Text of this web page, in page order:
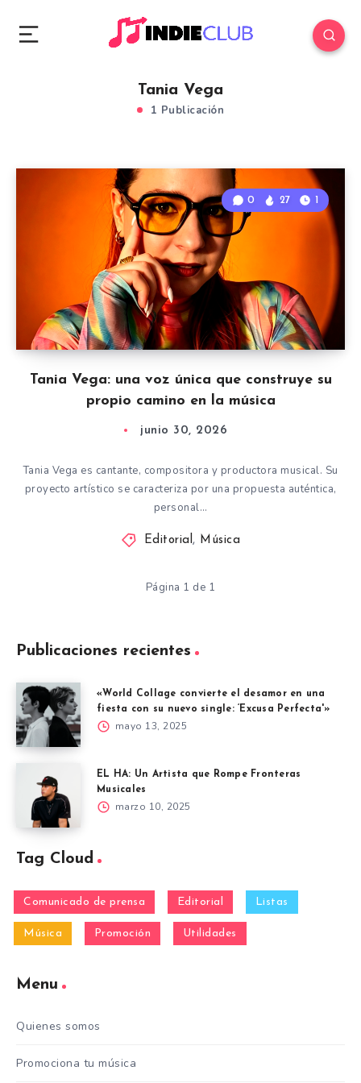
Tania Vega
1 Publicación
Tania Vega: una voz única que construye su
propio camino en la música
0 27 1
junio 30, 2026
Tania Vega es cantante, compositora y productora musical. Su
proyecto artístico se caracteriza por una propuesta auténtica,
personal…
Editorial, Música
Página 1 de 1
Publicaciones recientes
«World Collage convierte el desamor en una
fiesta con su nuevo single: ‘Excusa Perfecta'»
mayo 13, 2025
EL HA: Un Artista que Rompe Fronteras
Musicales
marzo 10, 2025
Tag Cloud
Comunicado de prensa Editorial Listas
Música Promoción Utilidades
Menu
Quienes somos
Promociona tu música